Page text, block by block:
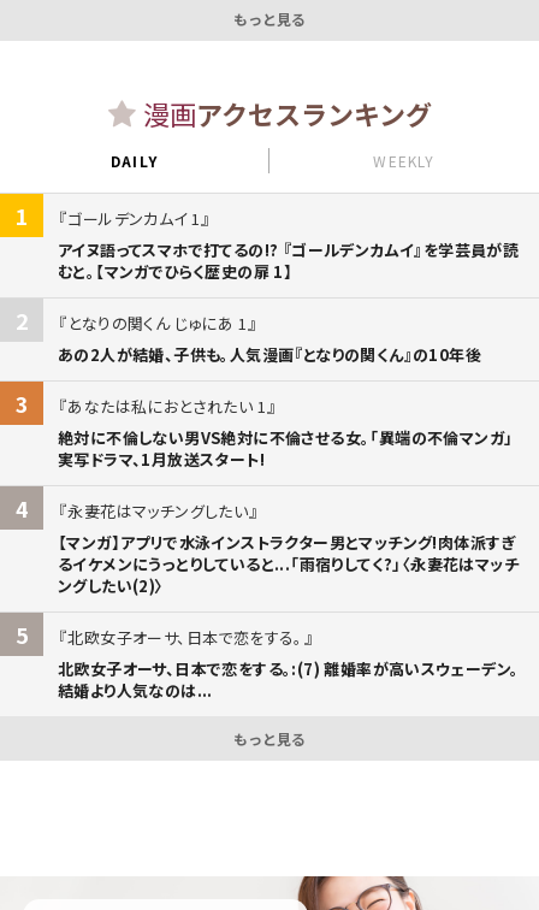
もっと見る
漫画アクセスランキング
DAILY WEEKLY
1
ゴールデンカムイ 1
アイヌ語ってスマホで打てるの!? 『ゴールデンカムイ』を学芸員が読
むと。【マンガでひらく歴史の扉 1】
2
となりの関くん じゅにあ 1
あの2人が結婚、子供も。人気漫画『となりの関くん』の10年後
3
あなたは私におとされたい 1
絶対に不倫しない男VS絶対に不倫させる女。「異端の不倫マンガ」
実写ドラマ、1月放送スタート!
4
永妻花はマッチングしたい
【マンガ】アプリで水泳インストラクター男とマッチング!肉体派すぎ
るイケメンにうっとりしていると...「雨宿りしてく?」〈永妻花はマッチ
ングしたい(2)〉
5
北欧女子オーサ、日本で恋をする。
北欧女子オーサ、日本で恋をする。:(7) 離婚率が高いスウェーデン。
結婚より人気なのは...
もっと見る